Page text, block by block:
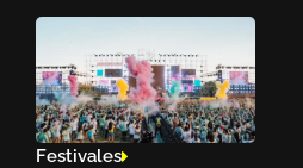
Festivales